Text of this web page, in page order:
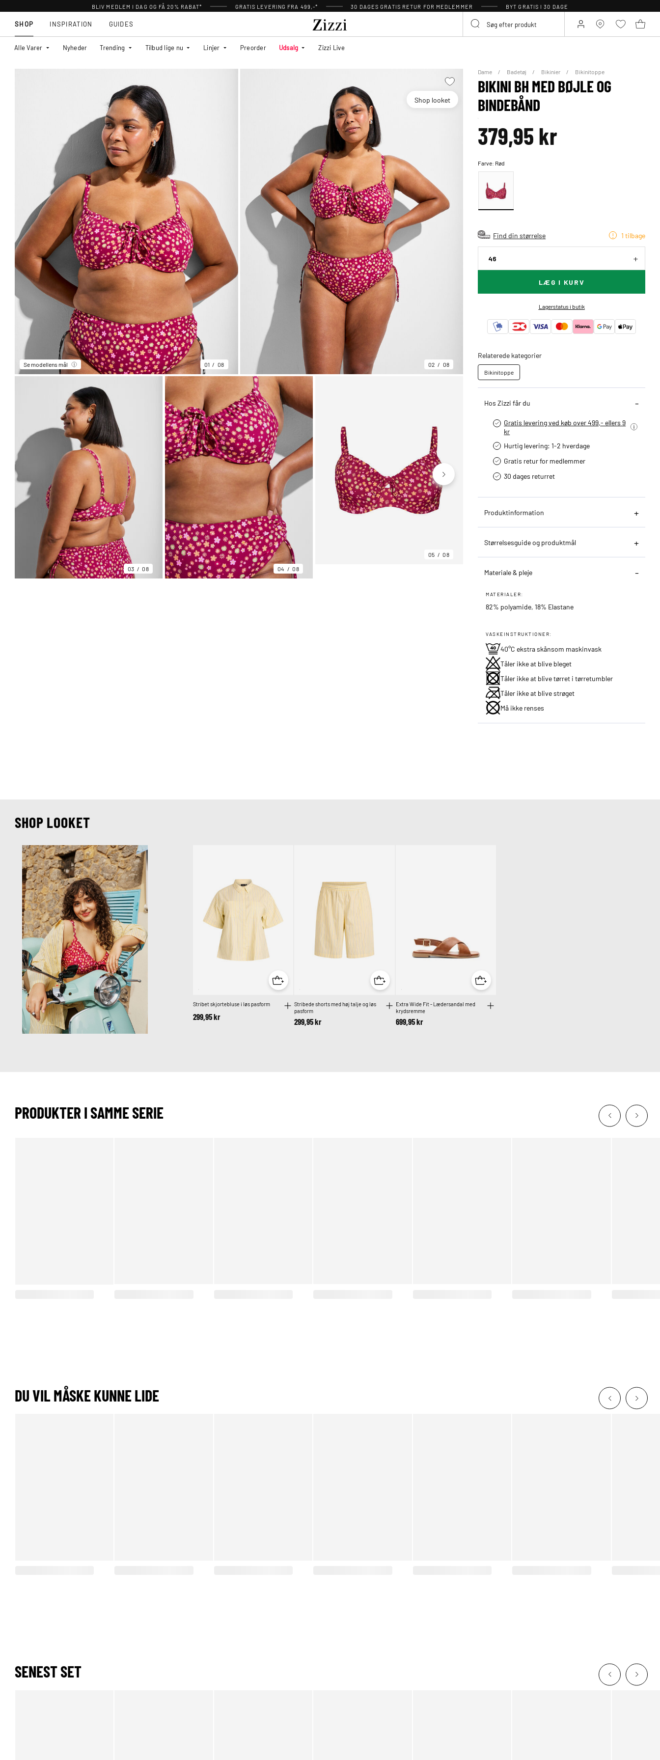
BLIV MEDLEM I DAG OG FÅ 20% RABAT* GRATIS LEVERING FRA 499,-* 30 DAGES GRATIS RETUR FOR MEDLEMMER BYT GRATIS I 30 DAGE
SHOP
Alle Varer Nyheder Trending Tilbud lige nu Linjer Preorder Udsalg Zizzi Live
INSPIRATION GUIDES
Shop looket
Se modellens mål 01 08 02 08
03 08 04 08
05 08
Dame Badetøj Bikinier Bikinitoppe
BIKINI BH MED BØJLE OG
BINDEBÅND
379,95 kr
Farve: Rød
Find din størrelse 1 tilbage
46
LÆG I KURV
Lagerstatus i butik
Relaterede kategorier
Bikinitoppe
Hos Zizzi får du
Gratis levering ved køb over 499,- ellers 9
kr
Hurtig levering­: 1-2 hverdage
Gratis retur for medlemmer
30 dages returret
Produktinformation
Størrelsesguide og produktmål
Materiale & pleje
MATERIALER:
82% polyamide, 18% Elastane
VASKEINSTRUKTIONER:
40°C ekstra skånsom maskinvask
Tåler ikke at blive bleget
Tåler ikke at blive tørret i tørretumbler
Tåler ikke at blive strøget
Må ikke renses
SHOP LOOKET
Stribet skjortebluse i løs pasform
299,95 kr
Stribede shorts med høj talje og løs
pasform
299,95 kr
Extra Wide Fit - Lædersandal med
krydsremme
699,95 kr
PRODUKTER I SAMME SERIE
DU VIL MÅSKE KUNNE LIDE
SENEST SET